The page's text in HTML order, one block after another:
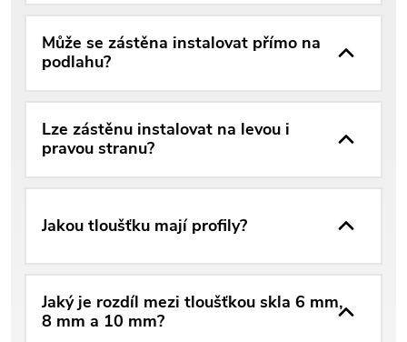
Může se zástěna instalovat přímo na
podlahu?
Lze zástěnu instalovat na levou i
pravou stranu?
Jakou tloušťku mají profily?
Jaký je rozdíl mezi tloušťkou skla 6 mm,
8 mm a 10 mm?